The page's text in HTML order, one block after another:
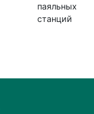
паяльных
станций